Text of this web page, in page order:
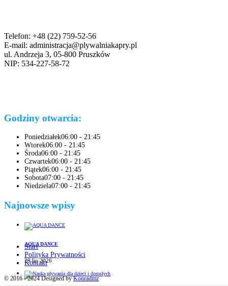
Telefon: +48 (22) 759-52-56
E-mail: administracja@plywalniakapry.pl
ul. Andrzeja 3, 05-800 Pruszków
NIP: 534-227-58-72
Godziny otwarcia:
Poniedziałek06:00 - 21:45
Wtorek06:00 - 21:45
Środa06:00 - 21:45
Czwartek06:00 - 21:45
Piątek06:00 - 21:45
Sobota07:00 - 21:45
Niedziela07:00 - 21:45
Najnowsze wpisy
AQUA DANCE
29 lip 2026
Start
Polityka Prywatności
Kontakt
© 2016 - 2024 Designed byKonradmz